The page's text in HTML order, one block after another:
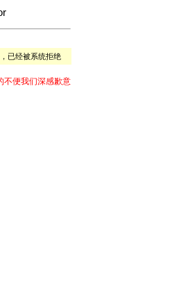
已经被系统拒绝
不便我们深感歉意